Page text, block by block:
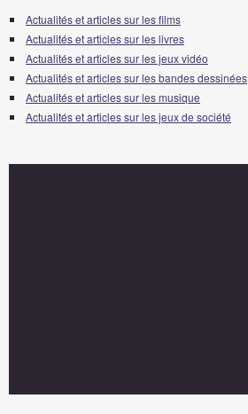
Actualités et articles sur les films
Actualités et articles sur les livres
Actualités et articles sur les jeux vidéo
Actualités et articles sur les bandes dessinées
Actualités et articles sur les musique
Actualités et articles sur les jeux de société